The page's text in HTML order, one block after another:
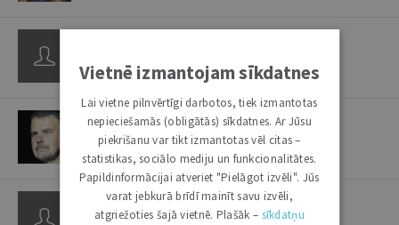
1 RAKSTS
IJABS IVARS
JAUNĀKAIS RAKSTS 15.04.2025
1 RAKSTS
IKLĀVA ĀRIJA
JAUNĀKAIS RAKSTS 15.06.2004
Vietnē izmantojam sīkdatnes
Lai vietne pilnvērtīgi darbotos, tiek izmantotas
nepieciešamās (obligātās) sīkdatnes. Ar Jūsu
piekrišanu var tikt izmantotas vēl citas –
statistikas, sociālo mediju un funkcionalitātes.
Papildinformācijai atveriet "Pielāgot izvēli". Jūs
varat jebkurā brīdī mainīt savu izvēli,
atgriežoties šajā vietnē. Plašāk – sīkdatņu